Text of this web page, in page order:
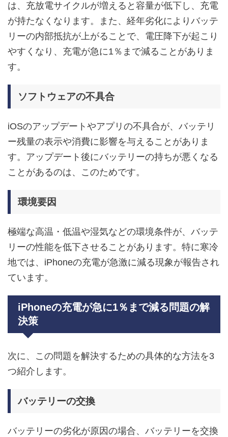
は、充放電サイクルが増えると容量が低下し、充電
が持たなくなります。また、経年劣化によりバッテ
リーの内部抵抗が上がることで、電圧降下が起こり
やすくなり、充電が急に1％まで減ることがありま
す。
ソフトウェアの不具合
iOSのアップデートやアプリの不具合が、バッテリ
ー残量の表示や消費に影響を与えることがありま
す。アップデート後にバッテリーの持ちが悪くなる
ことがあるのは、このためです。
環境要因
極端な高温・低温や湿気などの環境条件が、バッテ
リーの性能を低下させることがあります。特に寒冷
地では、iPhoneの充電が急激に減る現象が報告され
ています。
iPhoneの充電が急に1％まで減る問題の解
決策
次に、この問題を解決するための具体的な方法を3
つ紹介します。
バッテリーの交換
バッテリーの劣化が原因の場合、バッテリーを交換